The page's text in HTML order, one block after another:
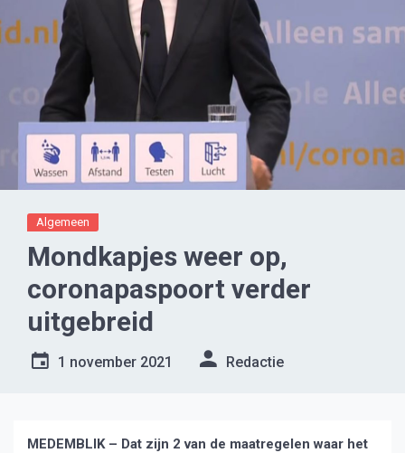
Algemeen
Mondkapjes weer op,
coronapaspoort verder
uitgebreid
1 november 2021 Redactie
MEDEMBLIK – Dat zijn 2 van de maatregelen waar het